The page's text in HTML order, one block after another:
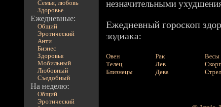
Семья, любовь
Здоровье
Ежедневные:
Общий
Эротический
Анти
Бизнес
Здоровья
Мобильный
Любовный
Съедобный
На неделю:
Общий
Эротический
незначительными
Ежедневный гороскоп
зодиака:
Овен
Телец
Близнецы
Рак
Лев
Дева
Весы